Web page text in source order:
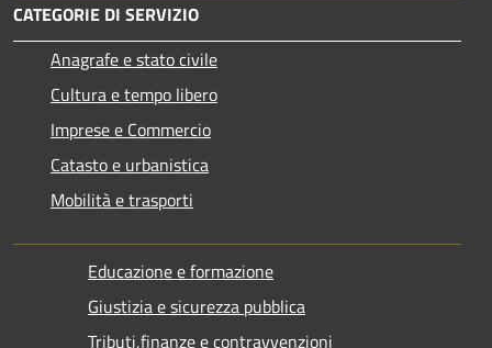
CATEGORIE DI SERVIZIO
Anagrafe e stato civile
Cultura e tempo libero
Imprese e Commercio
Catasto e urbanistica
Mobilità e trasporti
Educazione e formazione
Giustizia e sicurezza pubblica
Tributi,finanze e contravvenzioni